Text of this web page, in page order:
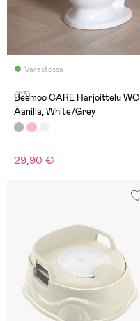
Varastossa
(113)
Beemoo CARE Harjoittelu WC
Äänillä, White/Grey
29,90 €